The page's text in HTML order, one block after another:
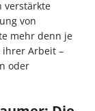
verstärkte
von
mehr denn je
Arbeit –
oder